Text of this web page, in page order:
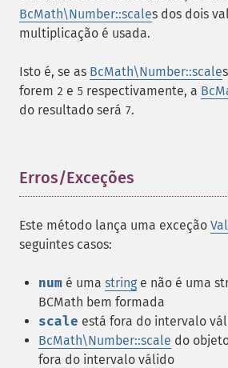
BcMath\Number::scales dos dois
multiplicação é usada.
Isto é, se as BcMath\Number::scale
forem 2 e 5 respectivamente, a
do resultado será 7.
Erros/Exceções
Este método lança uma exceção
seguintes casos:
num é uma string e não é uma
BCMath bem formada
scale está fora do intervalo
BcMath\Number::scale do
fora do intervalo válido